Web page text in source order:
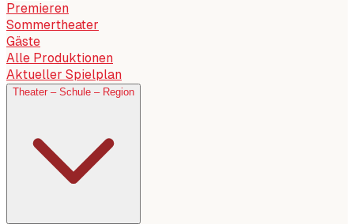
Premieren
Sommertheater
Gäste
Alle Produktionen
Aktueller Spielplan
Theater – Schule – Region